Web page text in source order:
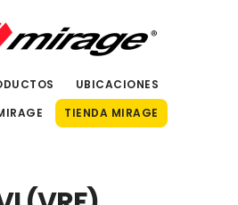
UBICACIONES
TIENDA MIRAGE